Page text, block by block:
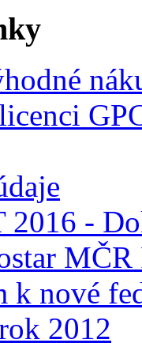
2016 -
MČR
k nové
2012